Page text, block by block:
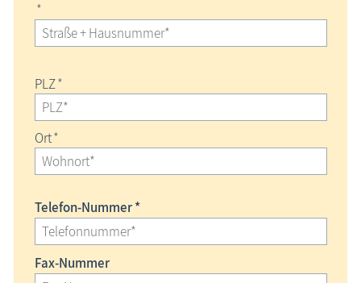
*
PLZ*
Ort*
Telefon-Nummer *
Fax-Nummer